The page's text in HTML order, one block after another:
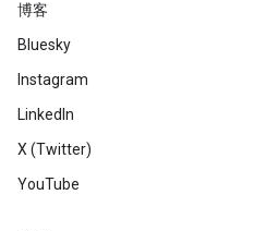
博客
Bluesky
Instagram
LinkedIn
X (Twitter)
YouTube